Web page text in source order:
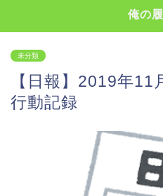
俺の
未分類
【日報】2019年
行動記録